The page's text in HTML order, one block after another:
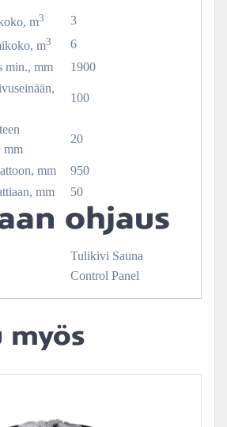
m3
3
m3
6
min., mm
1900
100
mm
20
mm
950
mm
50
ohjaus
Tulikivi Sauna
Control Panel
myös